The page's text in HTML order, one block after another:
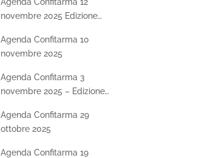
novembre 2025 Edizione
Seconda parte
Agenda Confitarma 10
novembre 2025
Agenda Confitarma 3
novembre 2025 – Edizione
Agenda Confitarma 29
ottobre 2025
Agenda Confitarma 19